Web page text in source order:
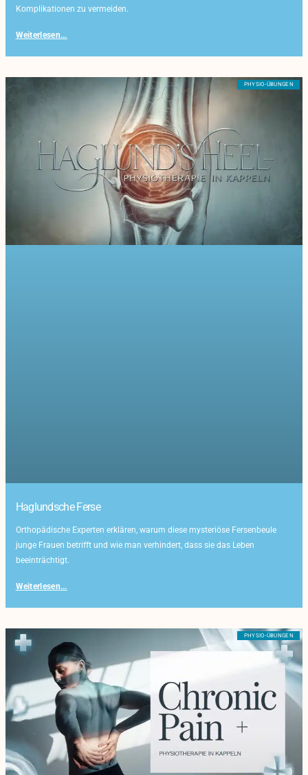
Komplikationen zu vermeiden.
Weiterlesen...
PHYSIO-ÜBUNGEN
Haglundsche Ferse
Orthopädische Experten erklären, warum diese mysteriöse Fersenbeule
junge Frauen betrifft und wie man verhindert, dass sie das Leben
beeinträchtigt.
Weiterlesen...
PHYSIO-ÜBUNGEN